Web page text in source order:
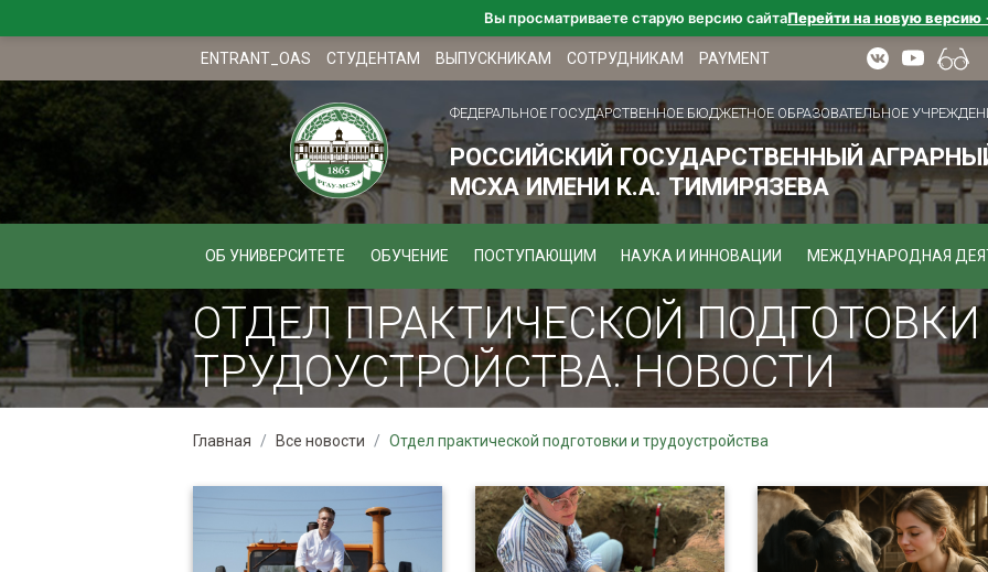
ENTRANT_OAS СТУДЕНТАМ ВЫПУСКНИКАМ СОТРУДНИКАМ PAYMENT
ФЕДЕРАЛЬНОЕ ГОСУДАРСТВЕННОЕ БЮДЖЕТНОЕ ОБРАЗОВАТЕЛЬНОЕ
РОССИЙСКИЙ ГОСУДАРСТВЕННЫЙ
МСХА ИМЕНИ К.А. ТИМИРЯЗЕВА
ОБ УНИВЕРСИТЕТЕ ОБУЧЕНИЕ ПОСТУПАЮЩИМ НАУКА И ИННОВАЦИИ МЕЖДУНАРОДНАЯ
ОТДЕЛ ПРАКТИЧЕСКОЙ
ТРУДОУСТРОЙСТВА. НОВОСТИ
Главная Все новости Отдел практической подготовки и трудоустройства
Вы просматриваете старую версию сайтаПерейти на новую версию